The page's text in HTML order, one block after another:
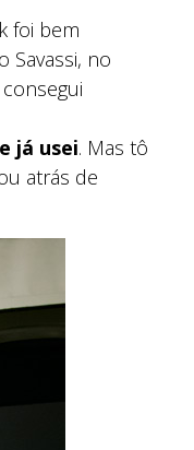
foi bem
Savassi, no
já usei. Mas tô
atrás de